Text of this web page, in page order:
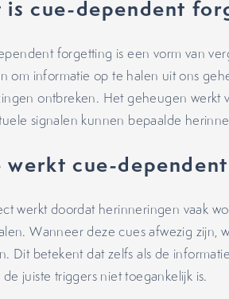
is cue-dependent
forgetting is een vorm van
om informatie op te halen uit ons
ontbreken. Het geheugen werkt
signalen kunnen bepaalde
werkt cue-
werkt doordat herinneringen vaak
Wanneer deze cues afwezig zijn,
Dit betekent dat zelfs als de
juiste triggers niet toegankelijk is.